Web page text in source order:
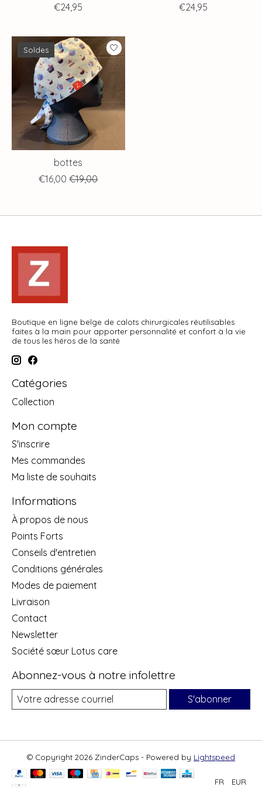
€24,95
€24,95
Soldes
bottes
€16,00 €19,00
Boutique en ligne belge de calots chirurgicales réutilisables
faites à la main pour apporter personnalité et confort à la vie
de tous les héros de la santé
Catégories
Collection
Mon compte
S'inscrire
Mes commandes
Ma liste de souhaits
Informations
À propos de nous
Points Forts
Conseils d'entretien
Conditions générales
Modes de paiement
Livraison
Contact
Newsletter
Société sœur Lotus care
Abonnez-vous à notre infolettre
S'abonner
© Copyright 2026 ZinderCaps - Powered by Lightspeed
FR EUR